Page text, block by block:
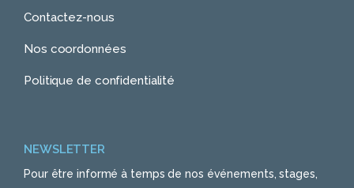
Contactez-nous
Nos coordonnées
Politique de confidentialité
NEWSLETTER
Pour être informé à temps de nos événements, stages,